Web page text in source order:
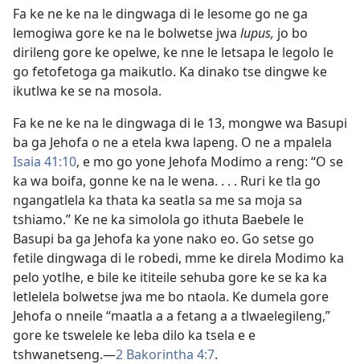
Fa ke ne ke na le dingwaga di le lesome go ne ga
lemogiwa gore ke na le bolwetse jwa lupus, jo bo
dirileng gore ke opelwe, ke nne le letsapa le legolo le
go fetofetoga ga maikutlo. Ka dinako tse dingwe ke
ikutlwa ke se na mosola.
Fa ke ne ke na le dingwaga di le 13, mongwe wa Basupi
ba ga Jehofa o ne a etela kwa lapeng. O ne a mpalela
Isaia 41:10, e mo go yone Jehofa Modimo a reng: “O se
ka wa boifa, gonne ke na le wena. . . . Ruri ke tla go
ngangatlela ka thata ka seatla sa me sa moja sa
tshiamo.” Ke ne ka simolola go ithuta Baebele le
Basupi ba ga Jehofa ka yone nako eo. Go setse go
fetile dingwaga di le robedi, mme ke direla Modimo ka
pelo yotlhe, e bile ke ititeile sehuba gore ke se ka ka
letlelela bolwetse jwa me bo ntaola. Ke dumela gore
Jehofa o nneile “maatla a a fetang a a tlwaelegileng,”
gore ke tswelele ke leba dilo ka tsela e e
tshwanetseng.—2 Bakorintha 4:7.